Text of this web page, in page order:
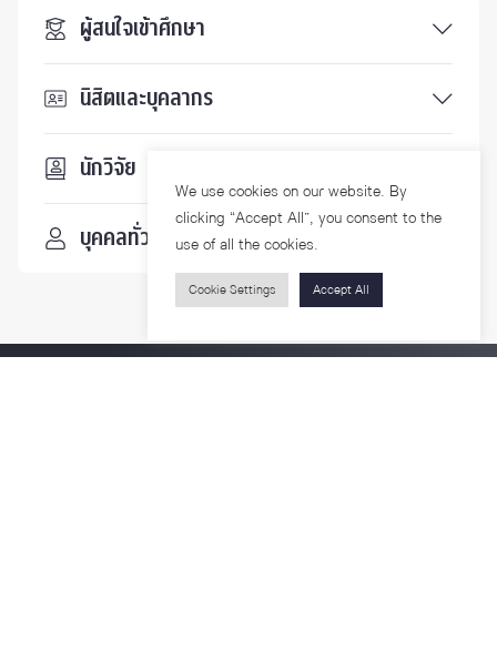
ผู้สนใจเข้าศึกษา
นิสิตและบุคลากร
นักวิจัย
บุคคลทั่วไป
We use cookies on our website. By
clicking “Accept All”, you consent to the
use of all the cookies.
Cookie Settings Accept All